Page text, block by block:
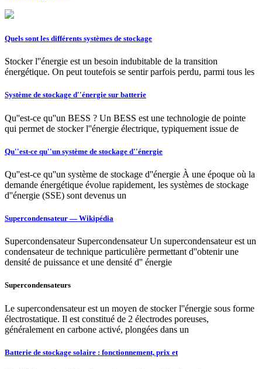
Quels sont les différents systèmes de stockage
Stocker l''énergie est un besoin indubitable de la transition
énergétique. On peut toutefois se sentir parfois perdu, parmi tous les
Système de stockage d''énergie sur batterie
Qu''est-ce qu''un BESS ? Un BESS est une technologie de pointe
qui permet de stocker l''énergie électrique, typiquement issue de
Qu''est-ce qu''un système de stockage d''énergie
Qu''est-ce qu''un système de stockage d''énergie À une époque où la
demande énergétique évolue rapidement, les systèmes de stockage
d''énergie (SSE) sont devenus un
Supercondensateur — Wikipédia
Supercondensateur Supercondensateur Un supercondensateur est un
condensateur de technique particulière permettant d''obtenir une
densité de puissance et une densité d'' énergie
Supercondensateurs
Le supercondensateur est un moyen de stocker l''énergie sous forme
électrostatique. Il est constitué de 2 électrodes poreuses,
généralement en carbone activé, plongées dans un
Batterie de stockage solaire : fonctionnement, prix et